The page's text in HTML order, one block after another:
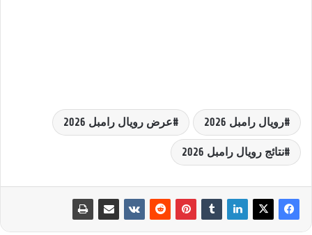
رويال رامبل 2026 عرض رويال رامبل 2026
نتائج رويال رامبل 2026